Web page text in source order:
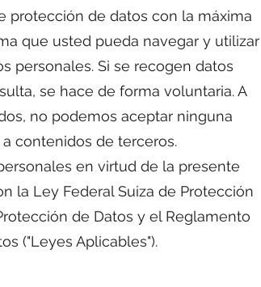
protección de datos con la máxima
que usted pueda navegar y utilizar
personales. Si se recogen datos
se hace de forma voluntaria. A
no podemos aceptar ninguna
contenidos de terceros.
en virtud de la presente
la Ley Federal Suiza de Protección
de Datos y el Reglamento
("Leyes Aplicables").